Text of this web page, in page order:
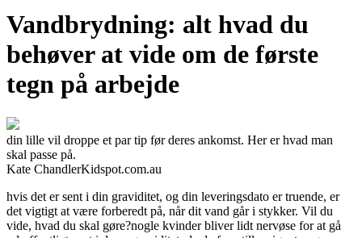
Vandbrydning: alt hvad du
behøver at vide om de første
tegn på arbejde
din lille vil droppe et par tip før deres ankomst. Her er hvad man
skal passe på.
Kate ChandlerKidspot.com.au
hvis det er sent i din graviditet, og din leveringsdato er truende, er
det vigtigt at være forberedt på, når dit vand går i stykker. Vil du
vide, hvad du skal gøre?nogle kvinder bliver lidt nervøse for at gå